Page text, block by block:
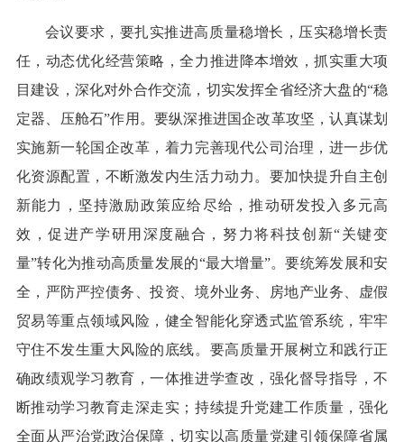
会议要求，要扎实推进高质量稳增长，压实稳增长责
任，动态优化经营策略，全力推进降本增效，抓实重大项
目建设，深化对外合作交流，切实发挥全省经济大盘的“稳
定器、压舱石”作用。要纵深推进国企改革攻坚，认真谋划
实施新一轮国企改革，着力完善现代公司治理，进一步优
化资源配置，不断激发内生活力动力。要加快提升自主创
新能力，坚持激励政策应给尽给，推动研发投入多元高
效，促进产学研用深度融合，努力将科技创新“关键变
量”转化为推动高质量发展的“最大增量”。要统筹发展和安
全，严防严控债务、投资、境外业务、房地产业务、虚假
贸易等重点领域风险，健全智能化穿透式监管系统，牢牢
守住不发生重大风险的底线。要高质量开展树立和践行正
确政绩观学习教育，一体推进学查改，强化督导指导，不
断推动学习教育走深走实；持续提升党建工作质量，强化
全面从严治党政治保障，切实以高质量党建引领保障省属